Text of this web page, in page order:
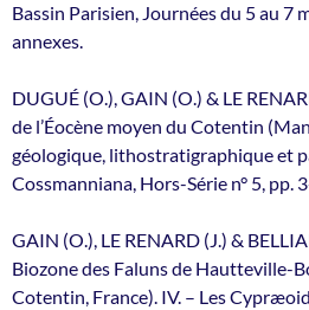
Bassin Parisien, Journées du 5 au 7
annexes.
DUGUÉ (O.), GAIN (O.) & LE
de l’Éocène moyen du Cotentin
géologique, lithostratigraphique et
Cossmanniana, Hors-Série n° 5, pp.
GAIN (O.), LE RENARD (J.) &
Biozone des Faluns de Hautteville-
Cotentin, France). IV. – Les